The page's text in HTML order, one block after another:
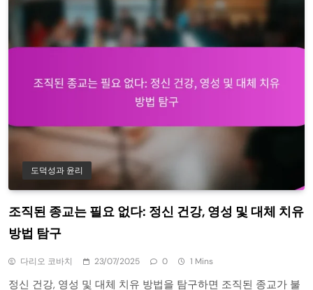
도덕성과 윤리
조직된 종교는 필요 없다: 정신 건강, 영성 및 대체 치유
방법 탐구
다리오 코바치 23/07/2025 0 1 Mins
정신 건강, 영성 및 대체 치유 방법을 탐구하면 조직된 종교가 불